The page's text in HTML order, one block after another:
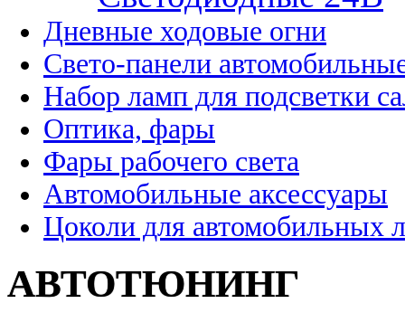
Дневные ходовые огни
Свето-панели
Набор ламп для подсветки
Оптика, фары
Фары рабочего света
Автомобильные аксессуары
Цоколи для автомобильных
АВТОТЮНИНГ